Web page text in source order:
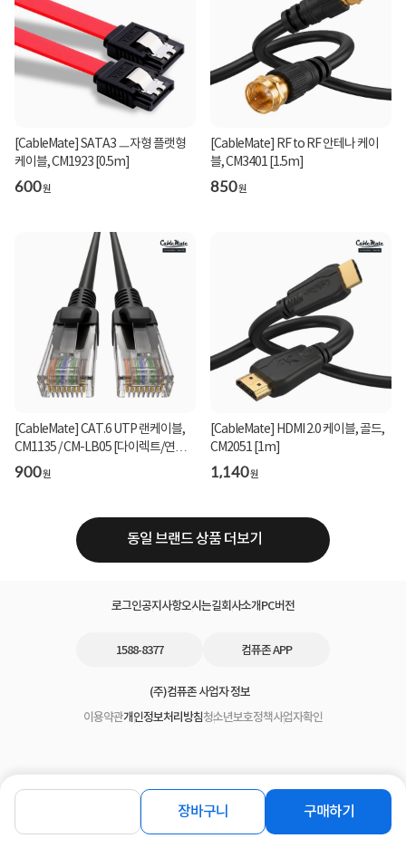
장바구니 구매하기
[CableMate] SATA3 ㅡ자형 플랫형
케이블, CM1923 [0.5m]
600원
[CableMate] RF to RF 안테나 케이
블, CM3401 [1.5m]
850원
[CableMate] CAT.6 UTP 랜케이블,
CM1135 / CM-LB05 [다이렉트/연선]
[블랙2m]
900원
[CableMate] HDMI 2.0 케이블, 골드,
CM2051 [1m]
1,140원
동일 브랜드 상품 더보기
로그인공지사항오시는길회사소개PC버전
1588-8377 컴퓨존 APP
(주)컴퓨존 사업자 정보
이용약관개인정보처리방침청소년보호정책사업자확인